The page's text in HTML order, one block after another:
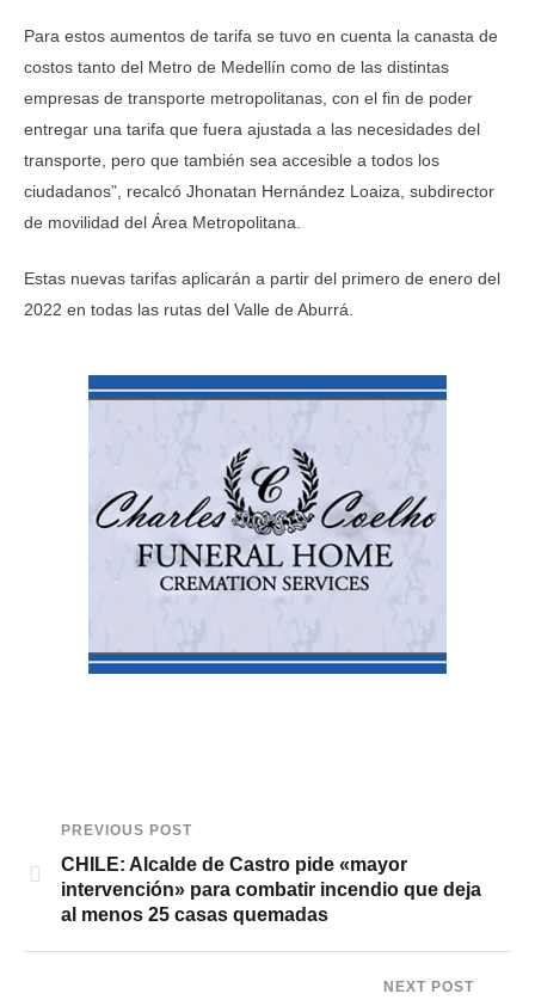
Para estos aumentos de tarifa se tuvo en cuenta la canasta de
costos tanto del Metro de Medellín como de las distintas
empresas de transporte metropolitanas, con el fin de poder
entregar una tarifa que fuera ajustada a las necesidades del
transporte, pero que también sea accesible a todos los
ciudadanos”, recalcó Jhonatan Hernández Loaiza, subdirector
de movilidad del Área Metropolitana.
Estas nuevas tarifas aplicarán a partir del primero de enero del
2022 en todas las rutas del Valle de Aburrá.
PREVIOUS POST
CHILE: Alcalde de Castro pide «mayor
intervención» para combatir incendio que deja
al menos 25 casas quemadas
NEXT POST